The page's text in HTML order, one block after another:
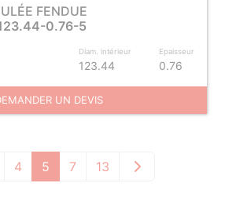
FENDUE
0.76-5
Diam. intérieur
123.44
Epaisseur
0.76
UN DEVIS
4 5 7 13